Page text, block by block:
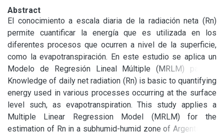
Abstract
El conocimiento a escala diaria de la radiación neta (Rn)
permite cuantificar la energía que es utilizada en los
diferentes procesos que ocurren a nivel de la superficie,
como la evapotranspiración. En este estudio se aplica un
Modelo de Regresión Lineal Múltiple (MRLM) para la
estimación de la Rn en una zona subhúmeda-húmeda de
Argentina. En el modelo se utilizaron datos meteorológicos
de radiación solar global o total, temperatura, humedad
relativa del aire, radiación neta (medida con un radiómetro
neto Kipp & Zonen) y el valor del inverso de la distancia
Knowledge of daily net radiation (Rn) is basic to quantifying
energy used in various processes occurring at the surface
level such, as evapotranspiration. This study applies a
Multiple Linear Regression Model (MRLM) for the
estimation of Rn in a subhumid-humid zone of Argentina. In